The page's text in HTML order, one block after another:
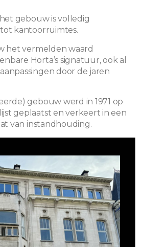
gebouw is volledig
kantoorruimtes.
het vermelden waard
Horta’s signatuur, ook al
door de jaren
gebouw werd in 1971 op
geplaatst en verkeert in een
van instandhouding.